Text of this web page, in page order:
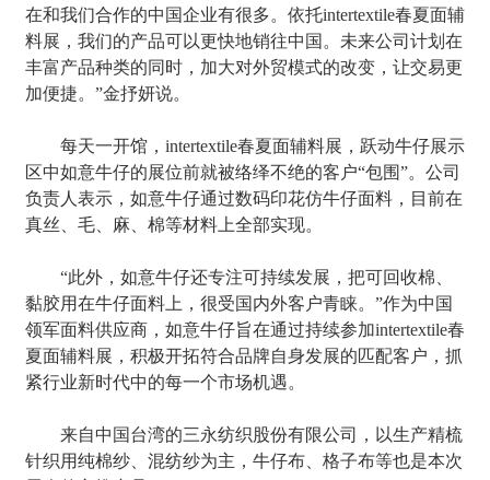
在和我们合作的中国企业有很多。依托intertextile春夏面辅
料展，我们的产品可以更快地销往中国。未来公司计划在
丰富产品种类的同时，加大对外贸模式的改变，让交易更
加便捷。”金抒妍说。
每天一开馆，intertextile春夏面辅料展，跃动牛仔展示
区中如意牛仔的展位前就被络绎不绝的客户“包围”。公司
负责人表示，如意牛仔通过数码印花仿牛仔面料，目前在
真丝、毛、麻、棉等材料上全部实现。
“此外，如意牛仔还专注可持续发展，把可回收棉、
黏胶用在牛仔面料上，很受国内外客户青睐。”作为中国
领军面料供应商，如意牛仔旨在通过持续参加intertextile春
夏面辅料展，积极开拓符合品牌自身发展的匹配客户，抓
紧行业新时代中的每一个市场机遇。
来自中国台湾的三永纺织股份有限公司，以生产精梳
针织用纯棉纱、混纺纱为主，牛仔布、格子布等也是本次